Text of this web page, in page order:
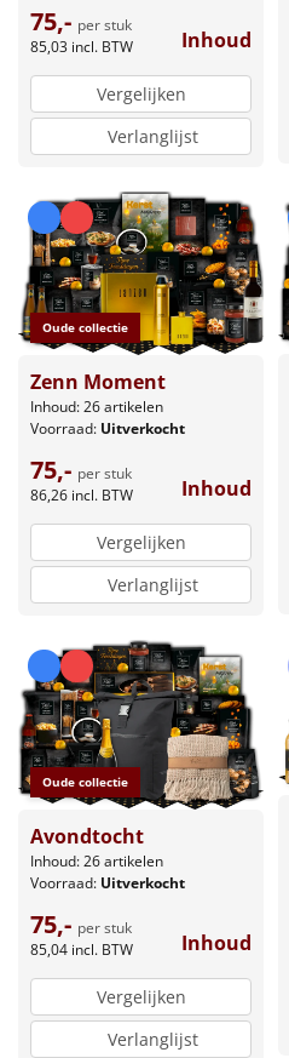
75,- per stuk
85,03 incl. BTW Inhoud
Vergelijken
Verlanglijst
Oude collectie
Zenn Moment
Inhoud: 26 artikelen
Voorraad: Uitverkocht
75,- per stuk
86,26 incl. BTW Inhoud
Vergelijken
Verlanglijst
Oude collectie
Avondtocht
Inhoud: 26 artikelen
Voorraad: Uitverkocht
75,- per stuk
85,04 incl. BTW Inhoud
Vergelijken
Verlanglijst